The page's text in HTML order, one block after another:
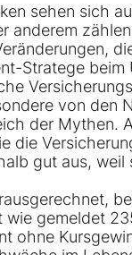
sehen sich
anderem
Stratege
von den
der Mythen.
die
gut aus, weil
wie gemeldet
ohne